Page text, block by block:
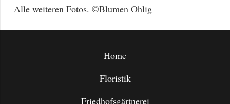
Alle weiteren Fotos. ©Blumen Ohlig
Home
Floristik
Friedhofsgärtnerei